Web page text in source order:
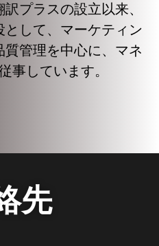
プラスの設立以来、
して、マーケティン
管理を中心に、マネ
事しています。
先